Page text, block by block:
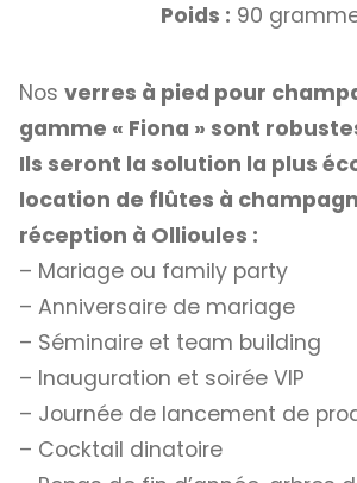
Poids : 90
Nos verres à pied pour
gamme « Fiona » sont
Ils seront la solution la plus
location de flûtes à
réception à Ollioules :
– Mariage ou family party
– Anniversaire de mariage
– Séminaire et team building
– Inauguration et soirée VIP
– Journée de lancement de
– Cocktail dinatoire